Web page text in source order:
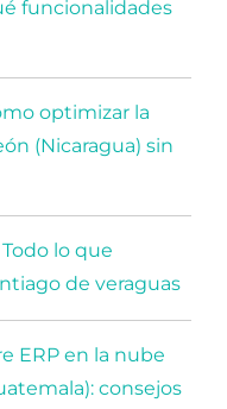
funcionalidades
optimizar la
(Nicaragua) sin
lo que
de veraguas
ERP en la nube
consejos